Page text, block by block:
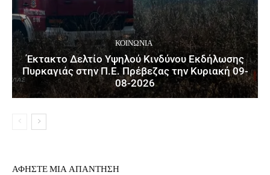
ΚΟΙΝΩΝΙΑ
Έκτακτο Δελτίο Υψηλού Κινδύνου Εκδήλωσης
Πυρκαγιάς στην Π.Ε. Πρέβεζας την Κυριακή 09-
08-2026
ΑΦΗΣΤΕ ΜΙΑ ΑΠΑΝΤΗΣΗ